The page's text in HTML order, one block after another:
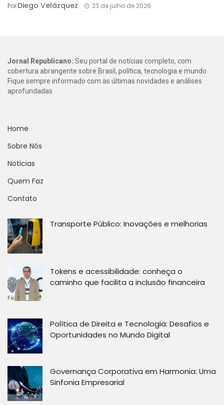
PorDiego Velázquez 23 de julho de 2026
Jornal Republicano: Seu portal de notícias completo, com
cobertura abrangente sobre Brasil, política, tecnologia e mundo.
Fique sempre informado com as últimas novidades e análises
aprofundadas.
Home
Sobre Nós
Noticias
Quem Faz
Contato
Transporte Público: Inovações e melhorias
Tokens e acessibilidade: conheça o
caminho que facilita a inclusão financeira
Política de Direita e Tecnologia: Desafios e
Oportunidades no Mundo Digital
Governança Corporativa em Harmonia: Uma
Sinfonia Empresarial